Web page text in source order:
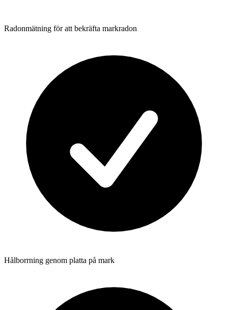
Radonmätning för att bekräfta markradon
Hålborrning genom platta på mark